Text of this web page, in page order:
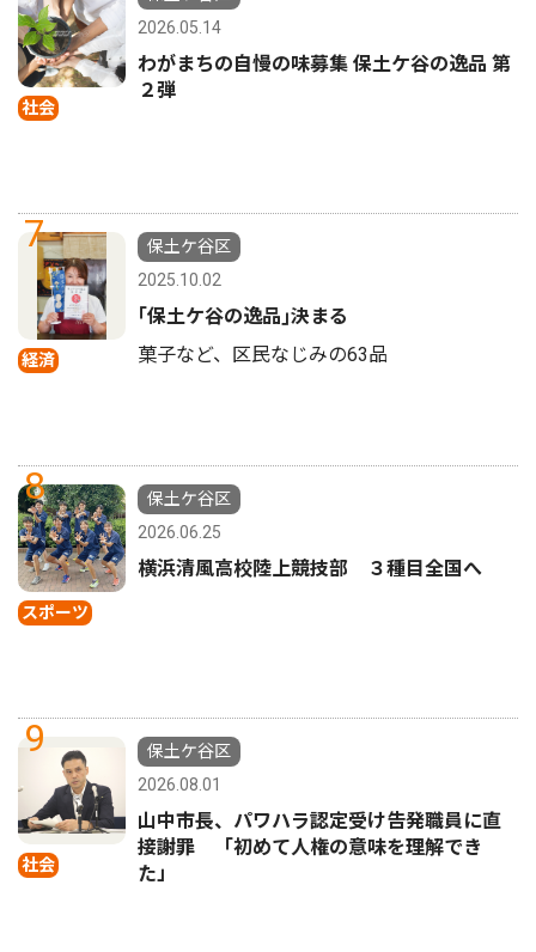
社会
2026.05.14
わがまちの自慢の味募集 保土ケ谷の逸品 第
２弾
7
経済
保土ケ谷区
2025.10.02
｢保土ケ谷の逸品｣決まる
菓子など、区民なじみの63品
8
スポーツ
保土ケ谷区
2026.06.25
横浜清風高校陸上競技部 ３種目全国へ
9
社会
保土ケ谷区
2026.08.01
山中市長、パワハラ認定受け告発職員に直
接謝罪 「初めて人権の意味を理解でき
た」